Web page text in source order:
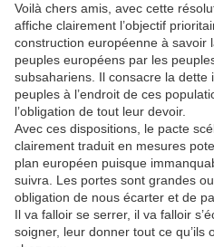
Voilà chers amis, avec cette
affiche clairement l’objectif
construction européenne à savoir
peuples européens par les
subsahariens. Il consacre la dette
peuples à l’endroit de ces
l’obligation de tout leur devoir.
Avec ces dispositions, le pacte
clairement traduit en mesures
plan européen puisque
suivra. Les portes sont grandes
obligation de nous écarter et de
Il va falloir se serrer, il va falloir
soigner, leur donner tout ce qu’ils